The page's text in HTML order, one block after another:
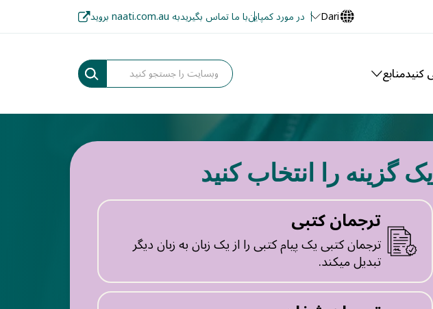
Dari در مورد کمپاینبا ما تماس بگیریدبه naati.com.au بروید
منابع
یک گزینه را انتخاب کنید
ترجمان کتبی
ترجمان کتبی یک پیام کتبی را از یک زبان به زبان دیگر
تبدیل میکند.